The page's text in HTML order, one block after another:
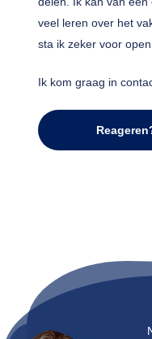
veel leren over het
sta ik zeker voor open.
Ik kom graag in